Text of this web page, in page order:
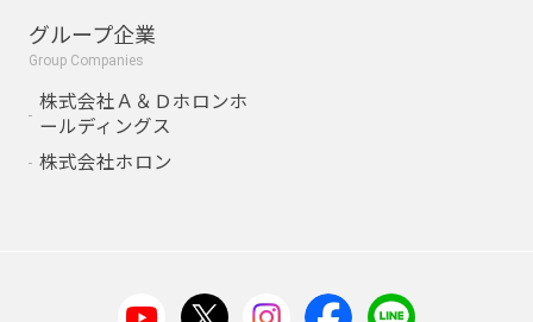
グループ企業
Group Companies
株式会社Ａ＆Ｄホロンホ
ールディングス
株式会社ホロン